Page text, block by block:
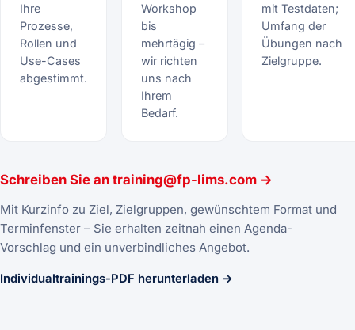
Ihre
Prozesse,
Rollen und
Use-Cases
abgestimmt.
Workshop
bis
mehrtägig –
wir richten
uns nach
Ihrem
Bedarf.
mit Testdaten;
Umfang der
Übungen nach
Zielgruppe.
Schreiben Sie an training@fp-lims.com →
Mit Kurzinfo zu Ziel, Zielgruppen, gewünschtem Format und
Terminfenster – Sie erhalten zeitnah einen Agenda-
Vorschlag und ein unverbindliches Angebot.
Individualtrainings-PDF herunterladen →